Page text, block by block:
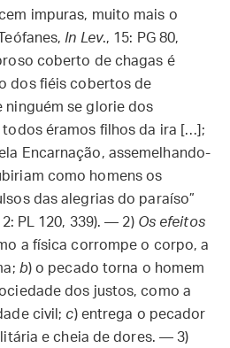
impuras, muito mais o
In Lev., 15: PG 80,
coberto de chagas é
dos fiéis cobertos de
ninguém se glorie dos
éramos filhos da ira […];
Encarnação, assemelhando-
como homens os
das alegrias do paraíso”
2: PL 120, 339). — 2)Os efeitos
a física corrompe o corpo, a
b) o pecado torna o homem
dos justos, como a
civil; c) entrega o pecador
e cheia de dores. — 3)